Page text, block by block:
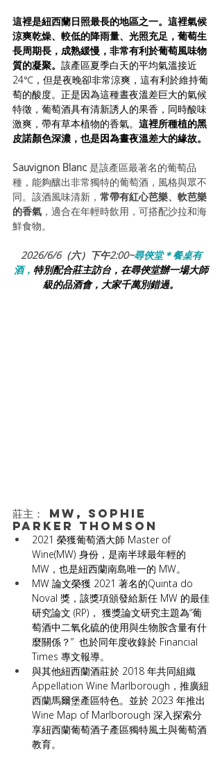
這裡是紐西蘭日照最長的地區之一。這裡氣候
涼爽乾燥、 較低的降雨量、 光照充足，葡萄生
長周期長，成熟緩慢，非常有利於葡萄風味物
質的凝聚。 該產區夏季白天的平均氣溫接近
24℃，但是夜晚卻非常涼爽，這有利於維持葡
萄的酸度。正是因為這種晝夜溫差巨大的氣候
特徵，葡萄酒具有清新誘人的果香，同時酸味
激爽，帶有草本植物的香氣。 這裡所種植的黑
皮諾顏色深濃，也是因為晝夜溫差大的緣故。
Sauvignon Blanc 是該產區最著名的葡萄品
種，能夠釀出非常獨特的葡萄酒，風格與眾不
同。該酒風味清新， 常帶有紅心芭樂、軟芭樂
的香氣 ，適合在年輕時飲用，可搭配沙拉和海
鮮食物。
2026/6/6（六）下午2:00~尋俠堂＊餐桌有
酒， 特別配合莊主訪台，在尋俠堂辦一場大師
級的品酒會，大家千萬別錯過。
莊主： MW, Sophie
Parker Thomson
2021 榮獲葡萄酒大師 Master of
Wine(MW) 身份，是南半球最年輕的
MW，也是紐西蘭南島唯一的 MW。
MW 論文榮獲 2021 著名的Quinta do
Noval 獎，該獎項頒發給新任 MW 的最佳
研究論文 (RP)， 獲獎論文研究主題為“葡
萄酒中二氧化硫的使用與生物胺含量有什
麼關係？”  也於同年度收錄於 Financial
Times 專文報導。
與其他紐西蘭酒莊於 2018 年共同組織
Appellation Wine Marlborough，推廣紐
西蘭馬爾堡產區特色。並於 2023 年推出
Wine Map of Marlborough 深入探索分
享紐西蘭葡萄酒子產區獨特風土與葡萄酒
教育。